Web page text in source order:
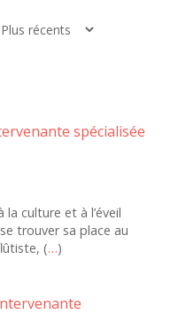
spécialisée
la culture et à l’éveil
trouver sa place au
(…)